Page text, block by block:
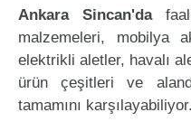
Ankara Sincan'da
malzemeleri, mobilya
elektrikli aletler, havalı
ürün çeşitleri ve
tamamını karşılayabiliyor.